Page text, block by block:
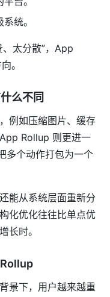
统。
太分散”，App
。
么不同
例如压缩图片、缓存
Rollup 则更进一
多个动作打包为一个
能从系统层面重新分
化优化往往比单点优
长时。
景下，用户越来越重